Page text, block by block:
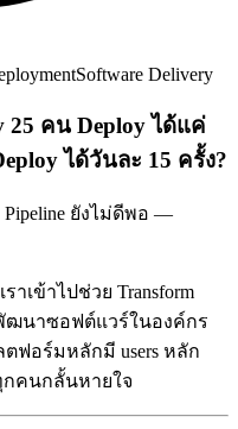
Software Delivery
25 คน Deploy ได้แค่
ได้วันละ 15 ครั้ง?
ยังไม่ดีพอ —
าเข้าไปช่วย Transform
ฒนาซอฟต์แวร์ในองค์กร
ฟอร์มหลักมี users หลัก
คนกลั้นหายใจ